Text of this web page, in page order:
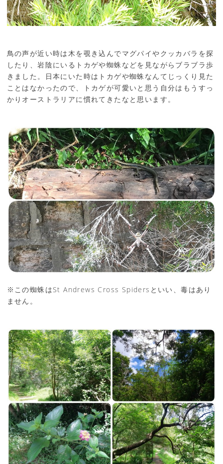
鳥の声が近い時は木を覗き込んでマグパイやクッカバラを探
したり、岩陰にいるトカゲや蜘蛛などを見ながらブラブラ歩
きました。日本にいた時はトカゲや蜘蛛なんてじっくり見た
ことはなかったので、トカゲが可愛いと思う自分はもうすっ
かりオーストラリアに慣れてきたなと思います。
※この蜘蛛はSt Andrews Cross Spidersといい、毒はあり
ません。